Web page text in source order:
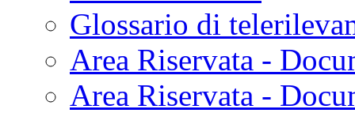
Glossario di
Area Riservata -
Area Riservata -